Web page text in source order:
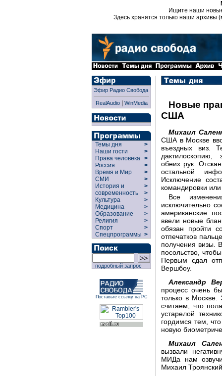
Ищите наши
Здесь хранятся только наши архивы
Эфир Радио Свобода
RealAudio| WinMedia
Темы дня
>
Наши гости
>
Права человека >
Россия
>
Время и Мир
>
СМИ
>
История и
современность
>
>
Культура
>
Медицина
>
Образование
>
Религия
>
Спорт
>
Спецпрограммы >
подробный запрос
Поставьте ссылку на РС
Новые
США
Михаил
США в Москве
въездных виз.
дактилоскопию,
обеих рук.
остальной
Исключение
командировки
Все
исключительно
американские
ввели новые
обязан пройти
отпечатков
получения визы.
посольство,
Первым сдал
Вершбоу.
Александр
процесс очень
только в
считаем, что
устарелой
гордимся тем,
новую
Михаил
вызвали
МИДа нам
Михаил